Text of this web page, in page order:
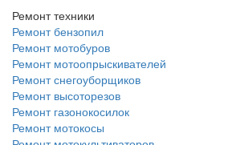
Ремонт техники
Ремонт бензопил
Ремонт мотобуров
Ремонт мотоопрыскивателей
Ремонт снегоуборщиков
Ремонт высоторезов
Ремонт газонокосилок
Ремонт мотокосы